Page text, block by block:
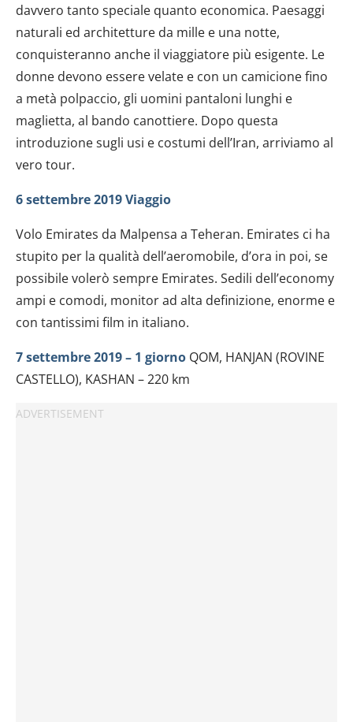
davvero tanto speciale quanto economica. Paesaggi
naturali ed architetture da mille e una notte,
conquisteranno anche il viaggiatore più esigente. Le
donne devono essere velate e con un camicione fino
a metà polpaccio, gli uomini pantaloni lunghi e
maglietta, al bando canottiere. Dopo questa
introduzione sugli usi e costumi dell’Iran, arriviamo al
vero tour.
6 settembre 2019 Viaggio
Volo Emirates da Malpensa a Teheran. Emirates ci ha
stupito per la qualità dell’aeromobile, d’ora in poi, se
possibile volerò sempre Emirates. Sedili dell’economy
ampi e comodi, monitor ad alta definizione, enorme e
con tantissimi film in italiano.
7 settembre 2019 – 1 giorno QOM, HANJAN (ROVINE
CASTELLO), KASHAN – 220 km